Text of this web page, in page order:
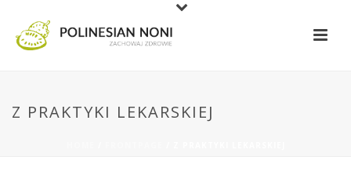
Z PRAKTYKI LEKARSKIEJ